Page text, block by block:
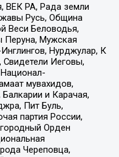
ВЕК РА, Рада земли
Русь, Община
Веси Беловодья,
Мужская
Нурджулар, К
Иеговы,
мувахидов,
и Карачая,
Пит Буль,
партия России,
Орден
Череповца,